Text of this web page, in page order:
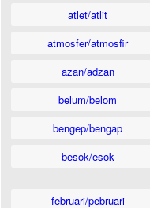
atlet/atlit
atmosfer/atmosfir
azan/adzan
belum/belom
bengep/bengap
besok/esok
februari/pebruari